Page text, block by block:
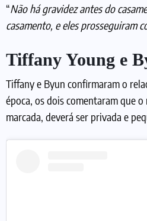
“Não há gravidez antes do
casamento, e eles prosseguiram
Tiffany Young e
Tiffany e Byun confirmaram o
época, os dois comentaram que
marcada, deverá ser privada e